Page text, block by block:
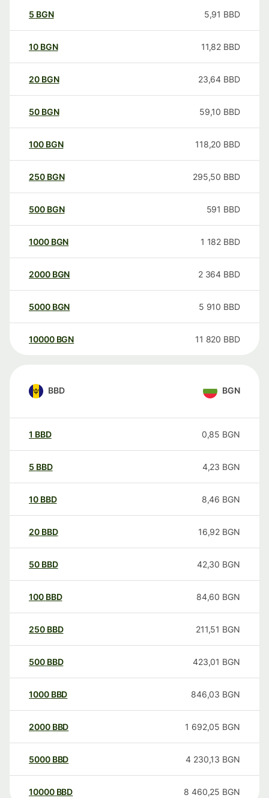
5 BGN 5,91 BBD
10 BGN 11,82 BBD
20 BGN 23,64 BBD
50 BGN 59,10 BBD
100 BGN 118,20 BBD
250 BGN 295,50 BBD
500 BGN 591 BBD
1000 BGN 1 182 BBD
2000 BGN 2 364 BBD
5000 BGN 5 910 BBD
10000 BGN 11 820 BBD
BBD BGN
1 BBD 0,85 BGN
5 BBD 4,23 BGN
10 BBD 8,46 BGN
20 BBD 16,92 BGN
50 BBD 42,30 BGN
100 BBD 84,60 BGN
250 BBD 211,51 BGN
500 BBD 423,01 BGN
1000 BBD 846,03 BGN
2000 BBD 1 692,05 BGN
5000 BBD 4 230,13 BGN
10000 BBD 8 460,25 BGN